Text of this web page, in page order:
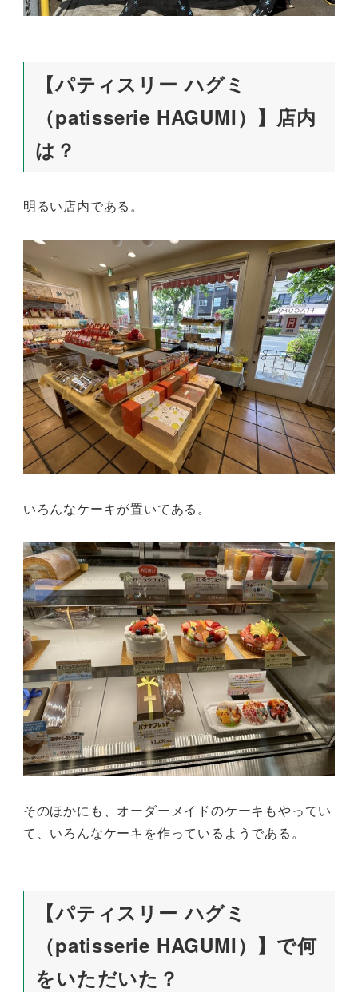
【パティスリー ハグミ
（patisserie HAGUMI）】店内
は？
明るい店内である。
いろんなケーキが置いてある。
そのほかにも、オーダーメイドのケーキもやってい
て、いろんなケーキを作っているようである。
【パティスリー ハグミ
（patisserie HAGUMI）】で何
をいただいた？